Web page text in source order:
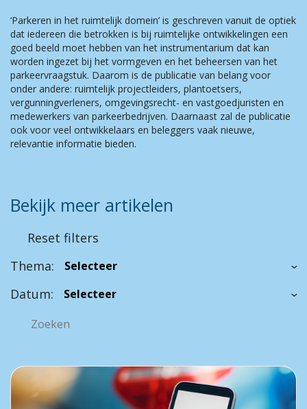
‘Parkeren in het ruimtelijk domein’ is geschreven vanuit de optiek
dat iedereen die betrokken is bij ruimtelijke ontwikkelingen een
goed beeld moet hebben van het instrumentarium dat kan
worden ingezet bij het vormgeven en het beheersen van het
parkeervraagstuk. Daarom is de publicatie van belang voor
onder andere: ruimtelijk projectleiders, plantoetsers,
vergunningverleners, omgevingsrecht- en vastgoedjuristen en
medewerkers van parkeerbedrijven. Daarnaast zal de publicatie
ook voor veel ontwikkelaars en beleggers vaak nieuwe,
relevantie informatie bieden.
Bekijk meer artikelen
Reset filters
Thema:
Datum: